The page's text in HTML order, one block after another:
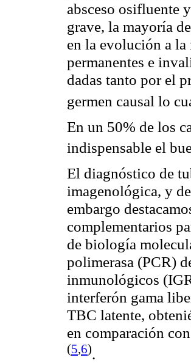
absceso osifluente
grave, la mayoría
en la evolución a
permanentes e
dadas tanto por el
germen causal lo
En un 50% de los
indispensable el
El diagnóstico de
imagenológica, y
embargo
complementarios
de biología
polimerasa (PCR)
inmunológicos
interferón gama
TBC latente,
en comparación
(5,6).